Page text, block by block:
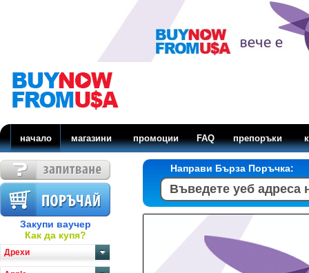
начало магазини промоции FAQ препоръки
Закупи ваучер
Как да купя?
Дрехи
Направи Бърза Поръчка: